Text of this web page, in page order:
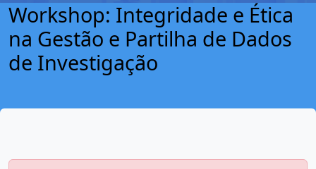
Workshop: Integridade e Ética
na Gestão e Partilha de Dados
de Investigação